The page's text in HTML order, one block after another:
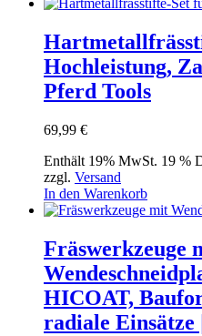
Hochleistung,
Pferd Tools
69,99 €
Enthält 19% MwSt. 19 %
zzgl. Versand
In den Warenkorb
Fräswerkzeuge
HICOAT,
radiale Einsätze